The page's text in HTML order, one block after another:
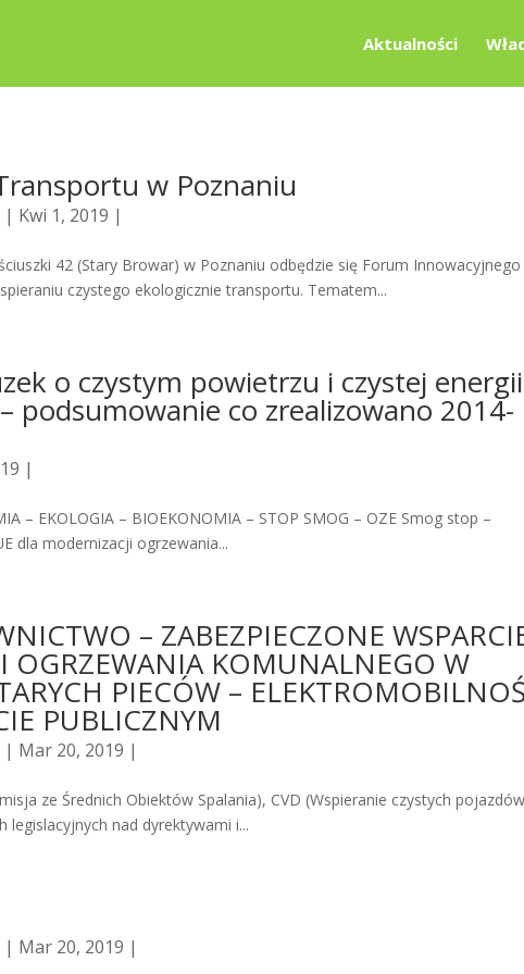
Aktualności
w Poznaniu
| Kwi 1, 2019 |
42 (Stary Browar) w Poznaniu odbędzie się Forum Innowacyjnego
czystego ekologicznie transportu. Tematem...
o czystym powietrzu i czystej
podsumowanie co zrealizowano 2014-
|
– EKOLOGIA – BIOEKONOMIA – STOP SMOG – OZE Smog stop –
dla modernizacji ogrzewania...
– ZABEZPIECZONE
OGRZEWANIA KOMUNALNEGO W
PIECÓW –
PUBLICZNYM
| Mar 20, 2019 |
ze Średnich Obiektów Spalania), CVD (Wspieranie czystych
legislacyjnych nad dyrektywami i...
| Mar 20, 2019 |